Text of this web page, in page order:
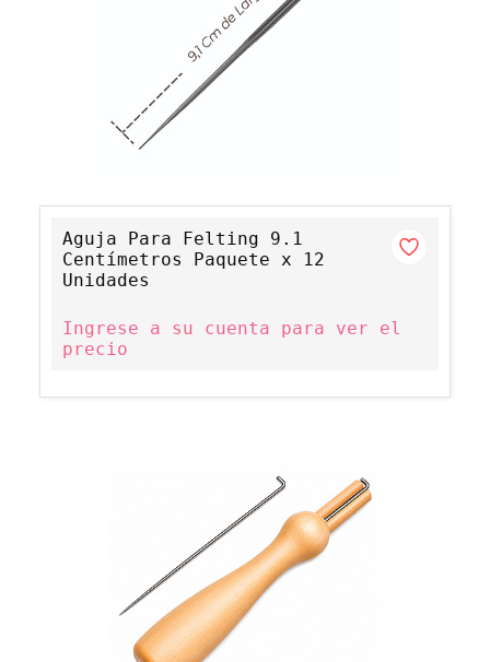
Aguja Para Felting 9.1
Centímetros Paquete x 12
Unidades
Ingrese a su cuenta para ver el
precio